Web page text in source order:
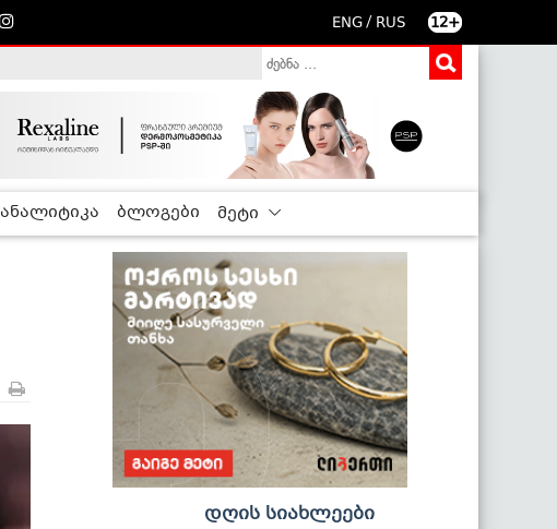
ENG / RUS 12+
ანალიტიკა ბლოგები მეტი
დღის სიახლეები